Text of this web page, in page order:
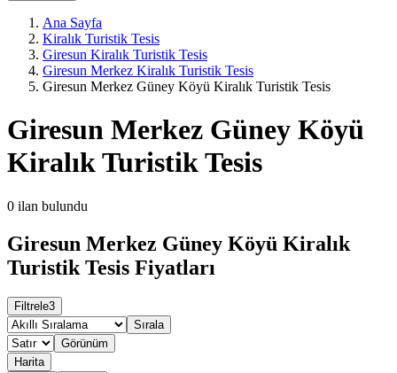
Ana Sayfa
Kiralık Turistik Tesis
Giresun Kiralık Turistik Tesis
Giresun Merkez Kiralık Turistik Tesis
Giresun Merkez Güney Köyü Kiralık Turistik Tesis
Giresun Merkez Güney Köyü
Kiralık Turistik Tesis
0 ilan bulundu
Giresun Merkez Güney Köyü Kiralık
Turistik Tesis Fiyatları
Filtrele3
Sırala
Görünüm
Harita